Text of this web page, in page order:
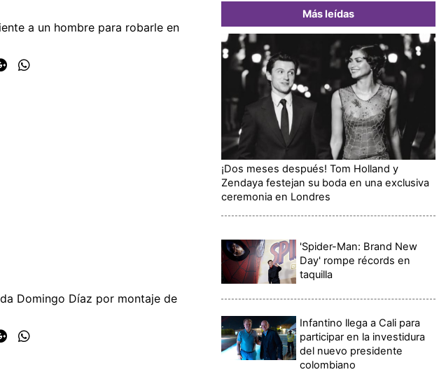
a un hombre para robarle en
Domingo Díaz por montaje de
Más leídas
¡Dos meses después! Tom Holland y
Zendaya festejan su boda en una exclusiva
ceremonia en Londres
'Spider-Man: Brand New
Day' rompe récords en
taquilla
Infantino llega a Cali para
participar en la investidura
del nuevo presidente
colombiano